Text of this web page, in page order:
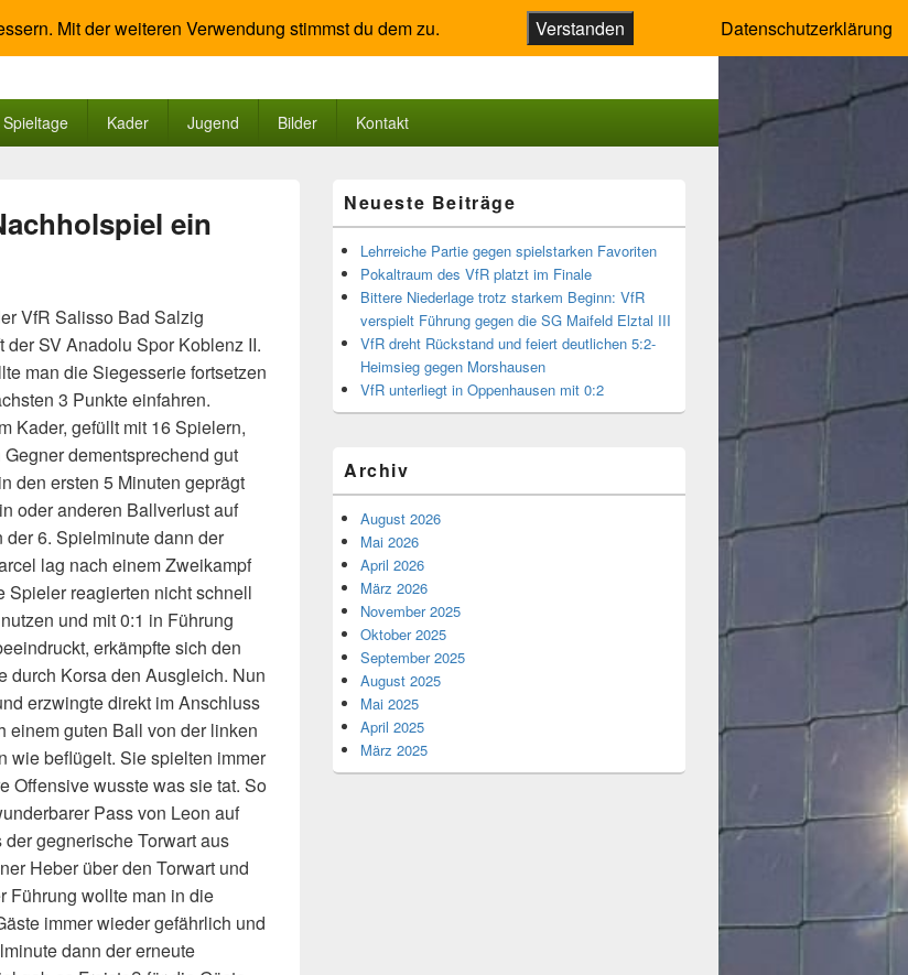
Spieltage Kader Jugend Bilder Kontakt
ein
VfR Salisso Bad Salzig
SV Anadolu Spor Koblenz II.
man die Siegesserie fortsetzen
3 Punkte einfahren.
Kader, gefüllt mit 16 Spielern,
dementsprechend gut
den ersten 5 Minuten geprägt
oder anderen Ballverlust auf
6. Spielminute dann der
lag nach einem Zweikampf
Spieler reagierten nicht schnell
und mit 0:1 in Führung
erkämpfte sich den
durch Korsa den Ausgleich. Nun
erzwingte direkt im Anschluss
einem guten Ball von der linken
wie beflügelt. Sie spielten immer
Offensive wusste was sie tat. So
Pass von Leon auf
gegnerische Torwart aus
Heber über den Torwart und
Führung wollte man in die
immer wieder gefährlich und
dann der erneute
Seitenleisten-
Widgetbereich
Neueste Beiträge
Lehrreiche Partie gegen spielstarken Favoriten
Pokaltraum des VfR platzt im Finale
Bittere Niederlage trotz starkem Beginn: VfR
verspielt Führung gegen die SG Maifeld Elztal III
VfR dreht Rückstand und feiert deutlichen 5:2-
Heimsieg gegen Morshausen
VfR unterliegt in Oppenhausen mit 0:2
Archiv
August 2026
Mai 2026
April 2026
März 2026
November 2025
Oktober 2025
September 2025
August 2025
Mai 2025
April 2025
März 2025
Mit der weiteren Verwendung stimmst du dem zu. Verstanden Datenschutzerklärung